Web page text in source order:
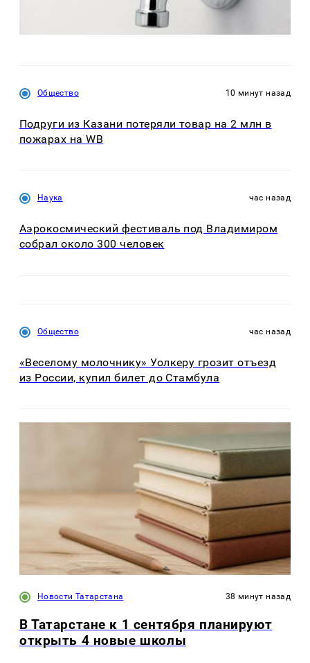
Общество 10 минут назад
Подруги из Казани потеряли товар на 2 млн в
пожарах на WB
Наука час назад
Аэрокосмический фестиваль под Владимиром
собрал около 300 человек
Общество час назад
«Веселому молочнику» Уолкеру грозит отъезд
из России, купил билет до Стамбула
Новости Татарстана 38 минут назад
В Татарстане к 1 сентября планируют
открыть 4 новые школы